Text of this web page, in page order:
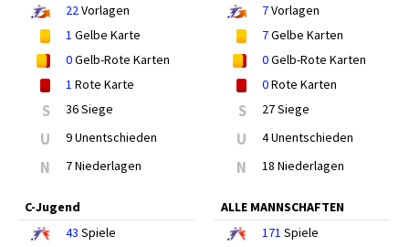
22Vorlagen
1 Gelbe Karte
0Gelb-Rote Karten
1 Rote Karte
S 36 Siege
U 9 Unentschieden
N 7 Niederlagen
7Vorlagen
7Gelbe Karten
0Gelb-Rote Karten
0Rote Karten
S 27 Siege
U 4 Unentschieden
N 18 Niederlagen
C-Jugend
43 Spiele
ALLE MANNSCHAFTEN
171 Spiele